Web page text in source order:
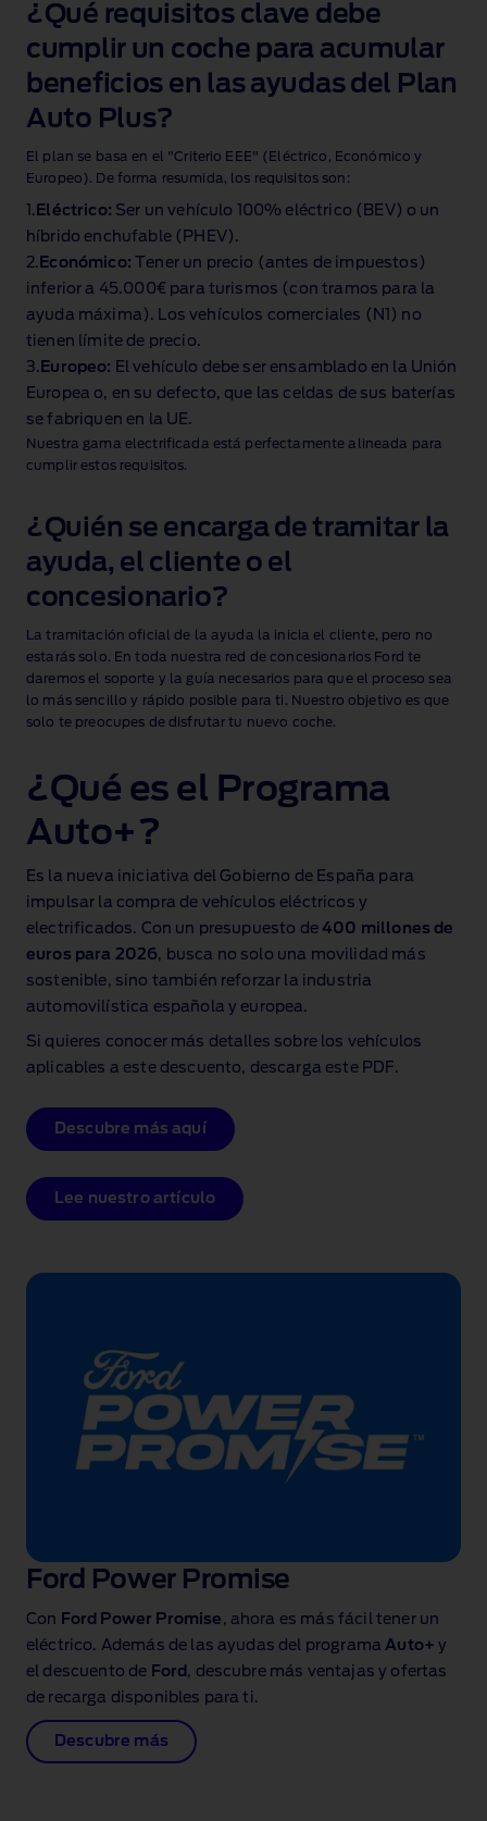
¿Qué requisitos clave debe
cumplir un coche para acumular
beneficios en las ayudas del Plan
Auto Plus?
El plan se basa en el "Criterio EEE" (Eléctrico, Económico y
Europeo). De forma resumida, los requisitos son:
1. Eléctrico: Ser un vehículo 100% eléctrico (BEV) o un
híbrido enchufable (PHEV).
2. Económico: Tener un precio (antes de impuestos)
inferior a 45.000€ para turismos (con tramos para la
ayuda máxima). Los vehículos comerciales (N1) no
tienen límite de precio.
3. Europeo: El vehículo debe ser ensamblado en la Unión
Europea o, en su defecto, que las celdas de sus baterías
se fabriquen en la UE.
Nuestra gama electrificada está perfectamente alineada para
cumplir estos requisitos.
¿Quién se encarga de tramitar la
ayuda, el cliente o el
concesionario?
La tramitación oficial de la ayuda la inicia el cliente, pero no
estarás solo. En toda nuestra red de concesionarios Ford te
daremos el soporte y la guía necesarios para que el proceso sea
lo más sencillo y rápido posible para ti. Nuestro objetivo es que
solo te preocupes de disfrutar tu nuevo coche.
¿Qué es el Programa
Auto+?
Es la nueva iniciativa del Gobierno de España para
impulsar la compra de vehículos eléctricos y
electrificados. Con un presupuesto de 400 millones de
euros para 2026, busca no solo una movilidad más
sostenible, sino también reforzar la industria
automovilística española y europea.
Si quieres conocer más detalles sobre los vehículos
aplicables a este descuento, descarga este PDF.
Descubre más aquí
Lee nuestro artículo
Ford Power Promise
Con Ford Power Promise , ahora es más fácil tener un
eléctrico. Además de las ayudas del programa Auto+ y
el descuento de Ford , descubre más ventajas y ofertas
de recarga disponibles para ti.
Descubre más